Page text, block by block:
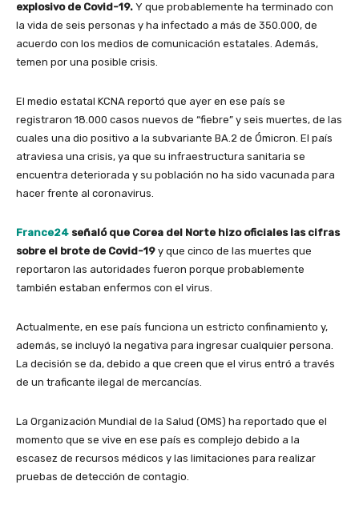
explosivo de Covid-19. Y que probablemente ha terminado con
la vida de seis personas y ha infectado a más de 350.000, de
acuerdo con los medios de comunicación estatales. Además,
temen por una posible crisis.
El medio estatal KCNA reportó que ayer en ese país se
registraron 18.000 casos nuevos de “fiebre” y seis muertes, de las
cuales una dio positivo a la subvariante BA.2 de Ómicron. El país
atraviesa una crisis, ya que su infraestructura sanitaria se
encuentra deteriorada y su población no ha sido vacunada para
hacer frente al coronavirus.
France24 señaló que Corea del Norte hizo oficiales las cifras
sobre el brote de Covid-19 y que cinco de las muertes que
reportaron las autoridades fueron porque probablemente
también estaban enfermos con el virus.
Actualmente, en ese país funciona un estricto confinamiento y,
además, se incluyó la negativa para ingresar cualquier persona.
La decisión se da, debido a que creen que el virus entró a través
de un traficante ilegal de mercancías.
La Organización Mundial de la Salud (OMS) ha reportado que el
momento que se vive en ese país es complejo debido a la
escasez de recursos médicos y las limitaciones para realizar
pruebas de detección de contagio.